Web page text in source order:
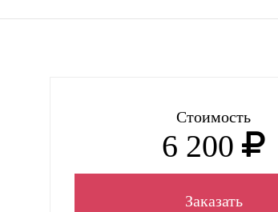
Стоимость
6 200
Заказать